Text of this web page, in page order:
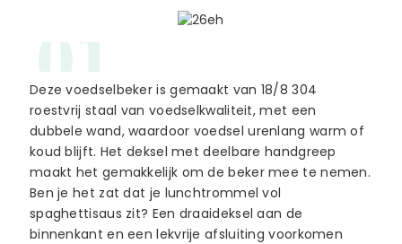
01
Deze voedselbeker is gemaakt van 18/8 304
roestvrij staal van voedselkwaliteit, met een
dubbele wand, waardoor voedsel urenlang warm of
koud blijft. Het deksel met deelbare handgreep
maakt het gemakkelijk om de beker mee te nemen.
Ben je het zat dat je lunchtrommel vol
spaghettisaus zit? Een draaideksel aan de
binnenkant en een lekvrije afsluiting voorkomen